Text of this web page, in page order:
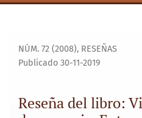
NÚM. 72 (2008), RESEÑAS
Reseña del libro:
Publicado 30-11-2019